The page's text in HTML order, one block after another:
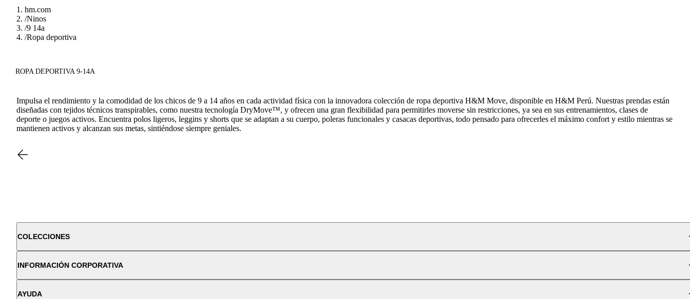
hm.com
/Ninos
/9 14a
/Ropa deportiva
ROPA DEPORTIVA 9-14A
Impulsa el rendimiento y la comodidad de los chicos de 9 a 14 años en cada actividad física con la innovadora colección de ropa deportiva H&M Move, disponible en H&M Perú. Nuestras prendas están
diseñadas con tejidos técnicos transpirables, como nuestra tecnología DryMove™, y ofrecen una gran flexibilidad para permitirles moverse sin restricciones, ya sea en sus entrenamientos, clases de
deporte o juegos activos. Encuentra polos ligeros, leggins y shorts que se adaptan a su cuerpo, poleras funcionales y casacas deportivas, todo pensado para ofrecerles el máximo confort y estilo mientras se
mantienen activos y alcanzan sus metas, sintiéndose siempre geniales.
COLECCIONES
INFORMACIÓN CORPORATIVA
AYUDA